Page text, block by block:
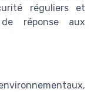
réguliers et
réponse aux